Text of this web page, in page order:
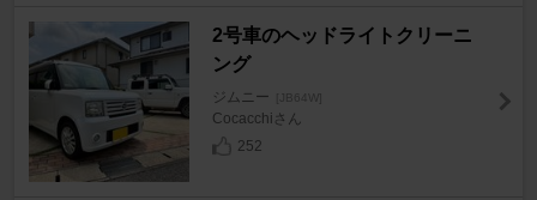
2号車のヘッドライトクリーニ
ング
ジムニー [JB64W]
Cocacchiさん
252